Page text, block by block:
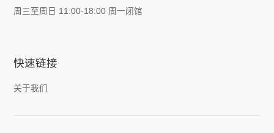
周三至周日 11:00-18:00 周一闭馆
快速链接
关于我们